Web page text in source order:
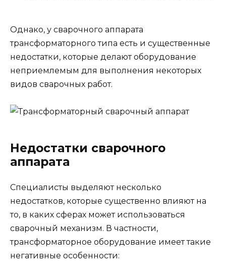
Однако, у сварочного аппарата
трансформаторного типа есть и существенные
недостатки, которые делают оборудование
неприемлемым для выполнения некоторых
видов сварочных работ.
Недостатки сварочного
аппарата
Специалисты выделяют несколько
недостатков, которые существенно влияют на
то, в каких сферах может использоваться
сварочный механизм. В частности,
трансформаторное оборудование имеет такие
негативные особенности: